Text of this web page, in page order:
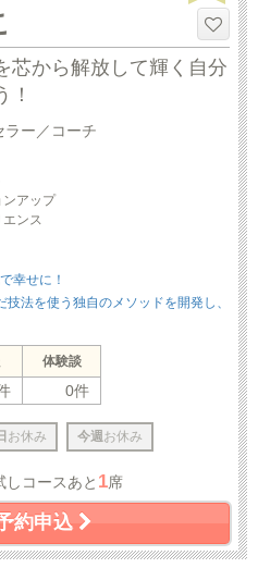
芯から解放して輝く自分
！
ラー／コーチ
ンアップ
ンス
幸せに！
法を使う独自のメソッドを開発し、
体験談
0件
お休み 今週 お休み
しコースあと 1席
約申込